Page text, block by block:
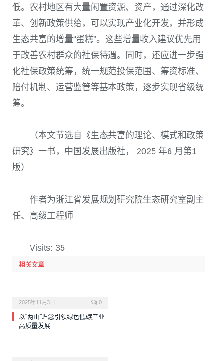
低。农村地区有大量闲置资源、资产，通过深化改
革、创新政策供给，可以实现产业化开发，并形成
生态共富的增量“蛋糕”。这些增量收入建议优先用
于改善农村群众的社保待遇。同时，还应进一步强
化社保政策统筹，统一规范投保范围、筹资标准、
赔付机制、运营监管等基本政策，逐步实现省级统
筹。
（本文节选自《生态共富的理论、模式和政策
研究》一书，中国发展出版社， 2025 年6 月第1
版）
作者为浙江省发展规划研究院生态研究室副主
任、高级工程师
Visits: 35
相关文章
2025年11月3日 0
以“两山”理念引领绿色低碳产业
高质量发展